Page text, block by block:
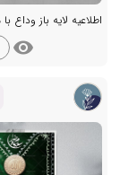
visibility